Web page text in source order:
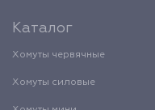
Каталог
Хомуты червячные
Хомуты силовые